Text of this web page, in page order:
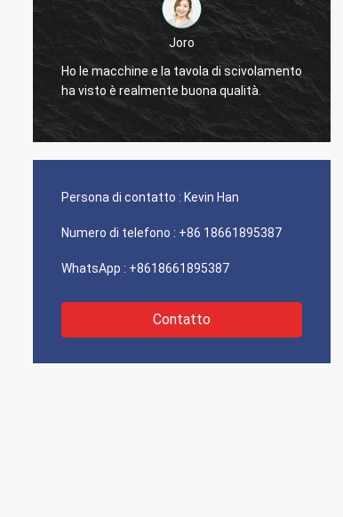
Joro
Ho le macchine e la tavola di scivolamento
ha visto è realmente buona qualità.
Persona di contatto : Kevin Han
Numero di telefono : +86 18661895387
WhatsApp : +8618661895387
Contatto